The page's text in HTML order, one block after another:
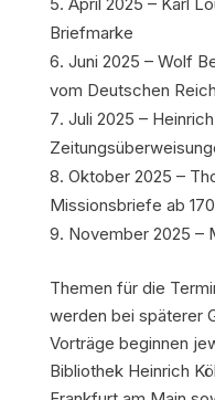
Briefmarke
Juni 2025 – Wolf
vom Deutschen
Juli 2025 –
Oktober 2025 –
Missionsbriefe ab
November 2025 –
Themen für die
werden bei späterer
Vorträge beginnen
Bibliothek Heinrich